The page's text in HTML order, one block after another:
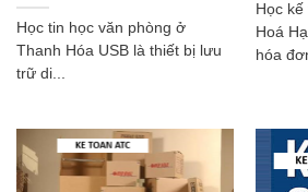
Học tin học văn phòng ở
Thanh Hóa USB là thiết bị lưu
trữ di...
Học
Hoá
hóa